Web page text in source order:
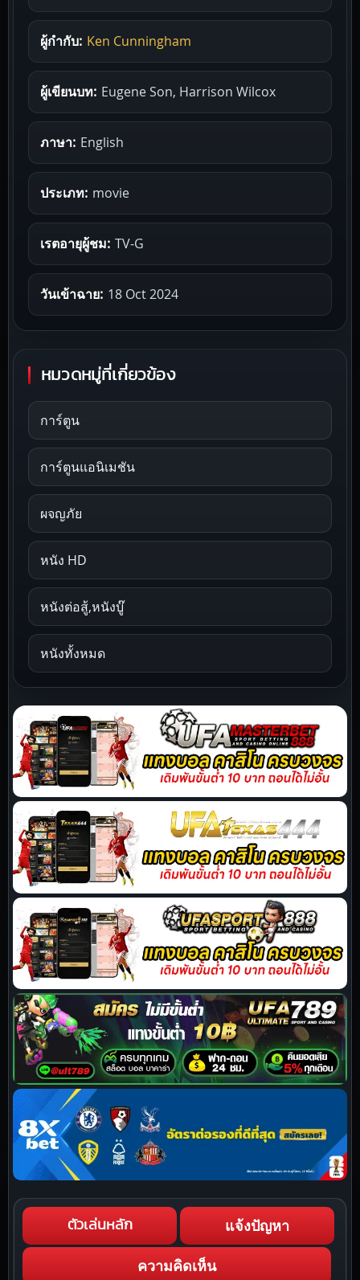
ผู้กำกับ: Ken Cunningham
ผู้เขียนบท: Eugene Son, Harrison Wilcox
ภาษา: English
ประเภท: movie
เรตอายุผู้ชม: TV-G
วันเข้าฉาย: 18 Oct 2024
หมวดหมู่ที่เกี่ยวข้อง
การ์ตูน
การ์ตูนแอนิเมชัน
ผจญภัย
หนัง HD
หนังต่อสู้,หนังบู๊
หนังทั้งหมด
ตัวเล่นหลัก แจ้งปัญหา
ความคิดเห็น